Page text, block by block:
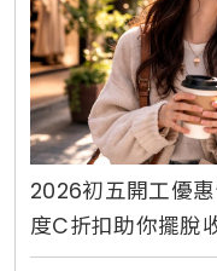
2026初五開工優
度C折扣助你擺脫